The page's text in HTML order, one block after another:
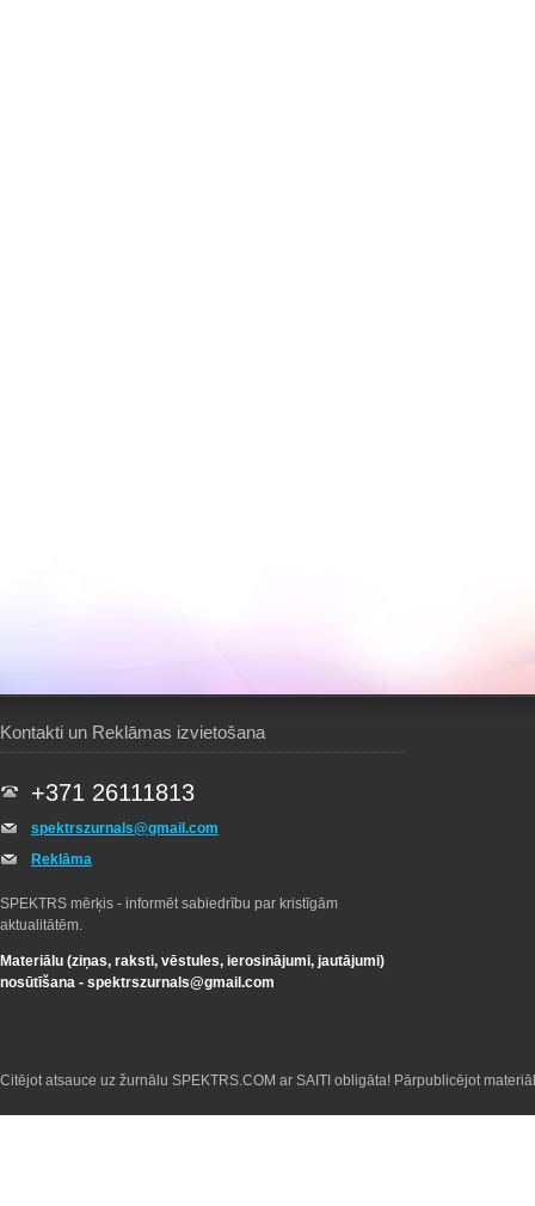
Kontakti un Reklāmas izvietošana
+371 26111813
spektrszurnals@gmail.com
Reklāma
SPEKTRS mērķis - informēt sabiedrību par kristīgām
aktualitātēm.
Materiālu (ziņas, raksti, vēstules, ierosinājumi, jautājumi)
nosūtīšana - spektrszurnals@gmail.com
Citējot atsauce uz žurnālu SPEKTRS.COM ar SAITI obligāta! Pārpublicējot